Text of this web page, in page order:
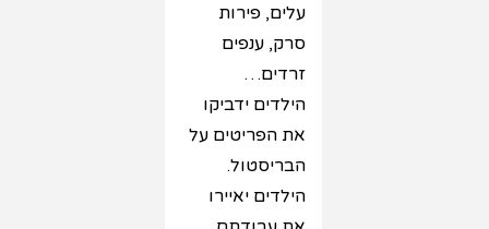
עלים, פירות
סרק, ענפים
זרדים…
הילדים ידביקו
את הפריטים על
הבריסטול.
הילדים יאיירו